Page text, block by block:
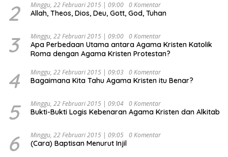
2 Minggu, 22 Februari 2015 | 09:00 0 Komentar
Allah, Theos, Dios, Deu, Gott, God, Tuhan
3 Minggu, 22 Februari 2015 | 09:00 0 Komentar
Apa Perbedaan Utama antara Agama Kristen Katolik
Roma dengan Agama Kristen Protestan?
4 Minggu, 22 Februari 2015 | 09:03 0 Komentar
Bagaimana Kita Tahu Agama Kristen itu Benar?
5 Minggu, 22 Februari 2015 | 09:04 0 Komentar
Bukti-Bukti Logis Kebenaran Agama Kristen dan Alkitab
6 Minggu, 22 Februari 2015 | 09:05 0 Komentar
(Cara) Baptisan Menurut Injil